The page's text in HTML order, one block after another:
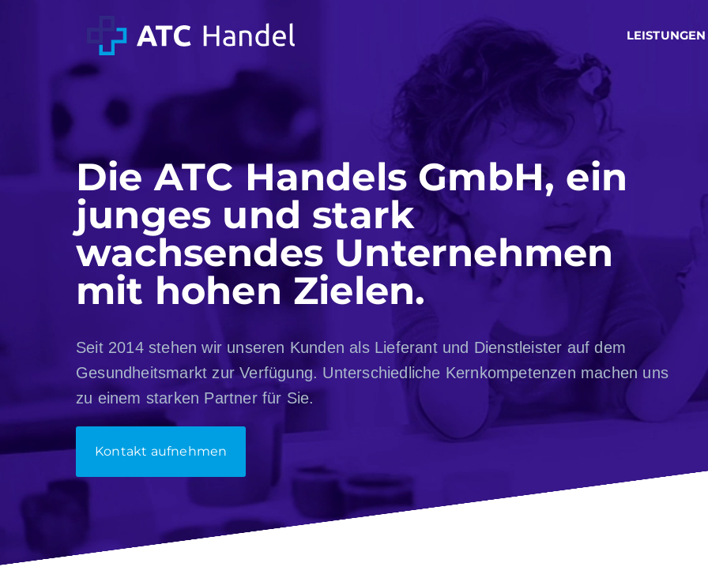
ATC Handels GmbH LEISTUNGEN
Die ATC Handels GmbH, ein
junges und stark
wachsendes Unternehmen
mit hohen Zielen.
Seit 2014 stehen wir unseren Kunden als Lieferant und Dienstleister auf dem
Gesundheitsmarkt zur Verfügung. Unterschiedliche Kernkompetenzen machen uns
zu einem starken Partner für Sie.
Kontakt aufnehmen